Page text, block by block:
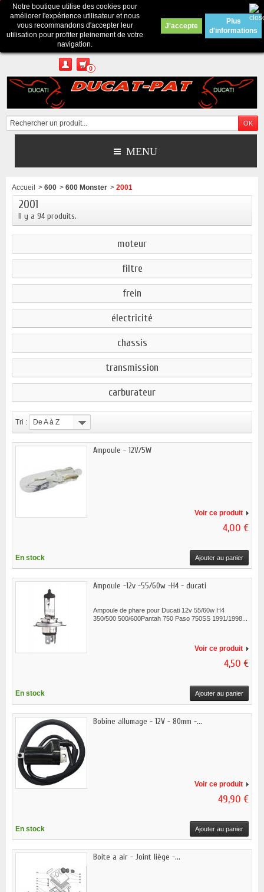
Contactez-nous
Appelez-nous au :Pour tous renseignements : merci d'envoyer un mail
depuis le formulaire de contact ou sur ducatpat25@gmail.com
0
MENU
Notre boutique utilise des cookies pour
améliorer l'expérience utilisateur et nous
vous recommandons d'accepter leur
utilisation pour profiter pleinement de votre
navigation.
J'accepte
Plus
d'informations
Accueil > 600 > 600 Monster > 2001
2001
Il y a 94 produits.
moteur
filtre
frein
électricité
chassis
transmission
carburateur
Tri : De A à Z
Ampoule - 12V/5W
Voir ce produit
4,00 €
En stock Ajouter au panier
Ampoule -12v -55/60w -H4 - ducati
Ampoule de phare pour Ducati 12v 55/60w H4
350/500 500/600Pantah 750 Paso 750SS 1991/1998...
Voir ce produit
4,50 €
En stock Ajouter au panier
Bobine allumage - 12V - 80mm -...
Voir ce produit
49,90 €
En stock Ajouter au panier
Boite a air - Joint liège -...